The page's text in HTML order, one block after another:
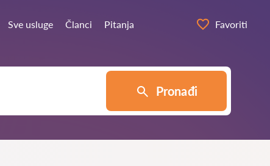
Sve usluge Članci Pitanja Favoriti
Pronađi